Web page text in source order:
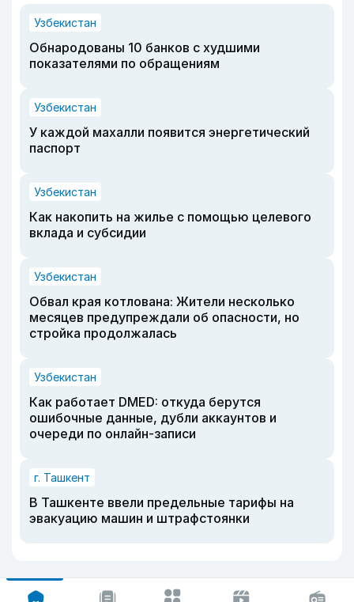
Узбекистан
Обнародованы 10 банков с худшими
показателями по обращениям
Узбекистан
У каждой махалли появится энергетический
паспорт
Узбекистан
Как накопить на жилье с помощью целевого
вклада и субсидии
Узбекистан
Обвал края котлована: Жители несколько
месяцев предупреждали об опасности, но
стройка продолжалась
Узбекистан
Как работает DMED: откуда берутся
ошибочные данные, дубли аккаунтов и
очереди по онлайн-записи
г. Ташкент
В Ташкенте ввели предельные тарифы на
эвакуацию машин и штрафстоянки